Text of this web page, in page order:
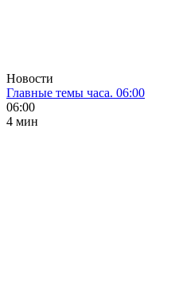
Новости
Главные темы часа. 06:00
06:00
4 мин